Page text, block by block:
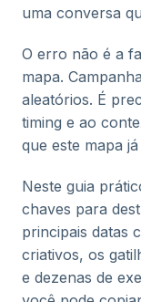
uma conversa
O erro não é a
mapa.
aleatórios. É
timing e ao
que este mapa já
Neste guia
chaves para
principais datas
criativos, os
e dezenas de